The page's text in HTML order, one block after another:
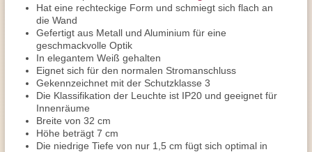
Hat eine rechteckige Form und schmiegt sich flach an
die Wand
Gefertigt aus Metall und Aluminium für eine
geschmackvolle Optik
In elegantem Weiß gehalten
Eignet sich für den normalen Stromanschluss
Gekennzeichnet mit der Schutzklasse 3
Die Klassifikation der Leuchte ist IP20 und geeignet für
Innenräume
Breite von 32 cm
Höhe beträgt 7 cm
Die niedrige Tiefe von nur 1,5 cm fügt sich optimal in